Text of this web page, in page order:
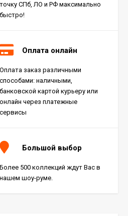
точку СПб, ЛО и РФ максимально
быстро!
Оплата онлайн
Оплата заказ различными
способами: наличными,
банковской картой курьеру или
онлайн через платежные
сервисы
Большой выбор
Более 500 коллекций ждут Вас в
нашем шоу-руме.
Керамогранит Italon
Charme Extra Silver Ret
60x120, 610010001196
Charme Evo Imperiale
Ret 60x120,